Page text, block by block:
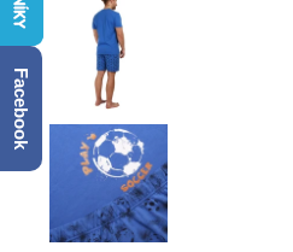
Facebook